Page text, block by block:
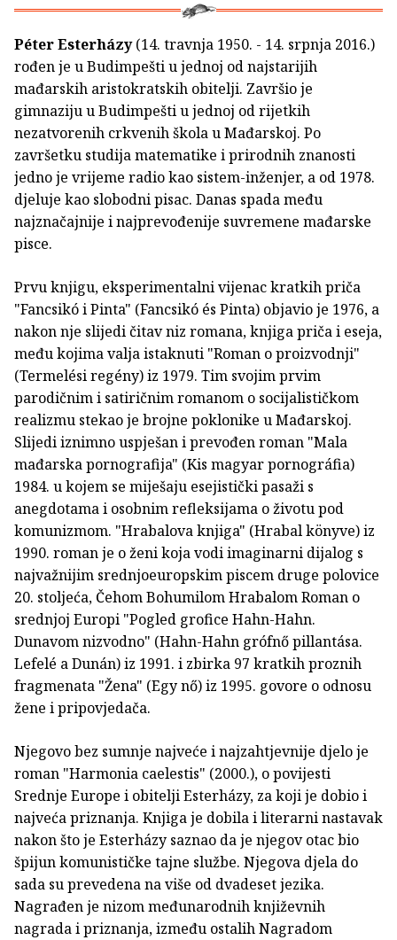
Péter Esterházy(14. travnja 1950. - 14. srpnja 2016.)
rođen je u Budimpešti u jednoj od najstarijih
mađarskih aristokratskih obitelji. Završio je
gimnaziju u Budimpešti u jednoj od rijetkih
nezatvorenih crkvenih škola u Mađarskoj. Po
završetku studija matematike i prirodnih znanosti
jedno je vrijeme radio kao sistem-inženjer, a od 1978.
djeluje kao slobodni pisac. Danas spada među
najznačajnije i najprevođenije suvremene mađarske
pisce.
Prvu knjigu, eksperimentalni vijenac kratkih priča
"Fancsikó i Pinta" (Fancsikó és Pinta) objavio je 1976, a
nakon nje slijedi čitav niz romana, knjiga priča i eseja,
među kojima valja istaknuti "Roman o proizvodnji"
(Termelési regény) iz 1979. Tim svojim prvim
parodičnim i satiričnim romanom o socijalističkom
realizmu stekao je brojne poklonike u Mađarskoj.
Slijedi iznimno uspješan i prevođen roman "Mala
mađarska pornografija" (Kis magyar pornográfia)
1984. u kojem se miješaju esejistički pasaži s
anegdotama i osobnim refleksijama o životu pod
komunizmom. "Hrabalova knjiga" (Hrabal könyve) iz
1990. roman je o ženi koja vodi imaginarni dijalog s
najvažnijim srednjoeuropskim piscem druge polovice
20. stoljeća, Čehom Bohumilom Hrabalom Roman o
srednjoj Europi "Pogled grofice Hahn-Hahn.
Dunavom nizvodno" (Hahn-Hahn grófnő pillantása.
Lefelé a Dunán) iz 1991. i zbirka 97 kratkih proznih
fragmenata "Žena" (Egy nő) iz 1995. govore o odnosu
žene i pripovjedača.
Njegovo bez sumnje najveće i najzahtjevnije djelo je
roman "Harmonia caelestis" (2000.), o povijesti
Srednje Europe i obitelji Esterházy, za koji je dobio i
najveća priznanja. Knjiga je dobila i literarni nastavak
nakon što je Esterházy saznao da je njegov otac bio
špijun komunističke tajne službe. Njegova djela do
sada su prevedena na više od dvadeset jezika.
Nagrađen je nizom međunarodnih književnih
nagrada i priznanja, između ostalih Nagradom